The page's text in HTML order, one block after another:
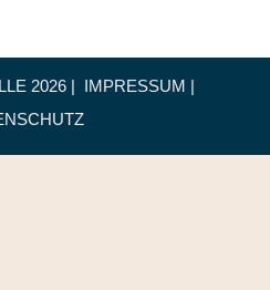
2026 | IMPRESSUM |